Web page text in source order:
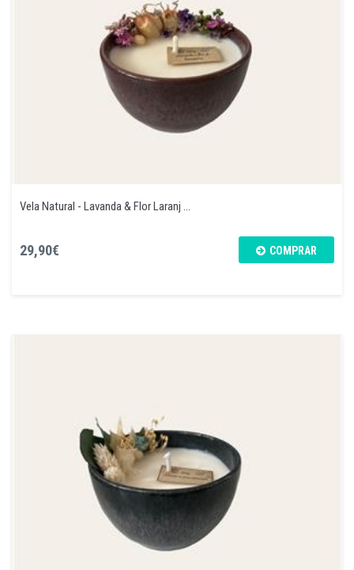
Vela Natural - Lavanda & Flor Laranj ...
29,90€ COMPRAR